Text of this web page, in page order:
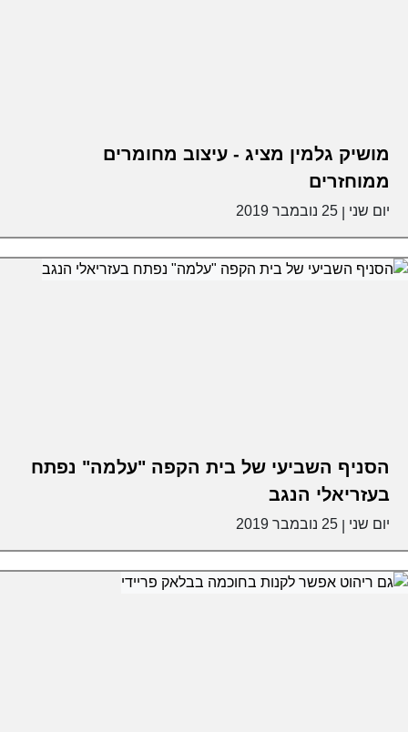
מושיק גלמין מציג - עיצוב מחומרים
ממוחזרים
יום שני 25 נובמבר 2019
הסניף השביעי של בית הקפה "עלמה" נפתח
בעזריאלי הנגב
יום שני 25 נובמבר 2019